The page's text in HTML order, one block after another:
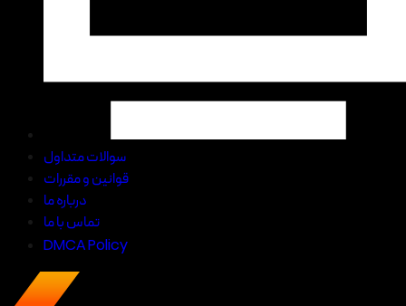
سوالات متداول
قوانین و مقررات
درباره ما
تماس با ما
DMCA Policy